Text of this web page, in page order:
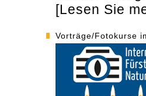
[Lesen Sie
Vorträge/Fotokurse